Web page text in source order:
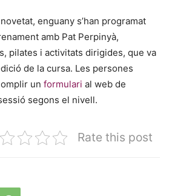
enguany s’han programat
amb Pat Perpinyà,
pilates i activitats dirigides, que va
de la cursa. Les persones
un formulari al web de
segons el nivell.
Rate this post